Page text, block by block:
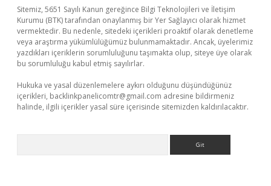
Sitemiz, 5651 Sayılı Kanun gereğince Bilgi Teknolojileri ve İletişim
Kurumu (BTK) tarafından onaylanmış bir Yer Sağlayıcı olarak hizmet
vermektedir. Bu nedenle, sitedeki içerikleri proaktif olarak denetleme
veya araştırma yükümlülüğümüz bulunmamaktadır. Ancak, üyelerimiz
yazdıkları içeriklerin sorumluluğunu taşımakta olup, siteye üye olarak
bu sorumluluğu kabul etmiş sayılırlar.
Hukuka ve yasal düzenlemelere aykırı olduğunu düşündüğünüz
içerikleri, backlinkpanelicomtr@gmail.com adresine bildirmeniz
halinde, ilgili içerikler yasal süre içerisinde sitemizden kaldırılacaktır.